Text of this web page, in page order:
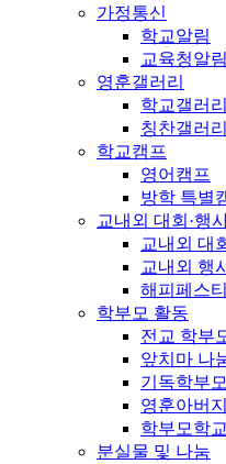
가정통신
학교알림
교육청알림
영훈갤러리
학교갤러리
칭찬갤러리
학교캠프
영어캠프
방학 특별
교내외 대회·행
교내외 대
교내외 행
해피페스
학부모 활동
전교 학부
앞치마 나
기독학부
영훈아버
학부모학교
분실물 및 나눔